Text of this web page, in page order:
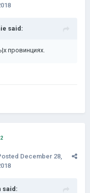
said:
провинциях.
2
December 28,
said: